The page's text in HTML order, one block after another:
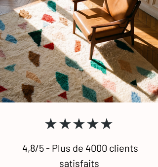
★★★★★
4,8/5 - Plus de 4000 clients
satisfaits